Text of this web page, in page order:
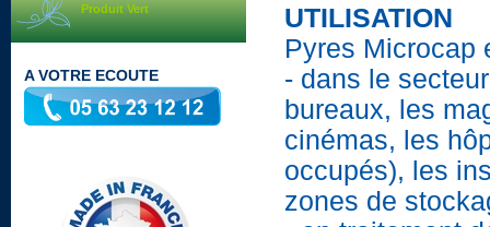
Produit Vert
A VOTRE ECOUTE
UTILISATION
Pyres Microcap
- dans le
bureaux, les
cinémas, les
occupés), les
zones de